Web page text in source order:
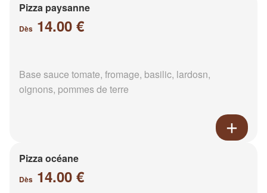
Pizza paysanne
Dès 14.00 €
Base sauce tomate, fromage, basilic, lardosn,
oignons, pommes de terre
Pizza océane
Dès 14.00 €